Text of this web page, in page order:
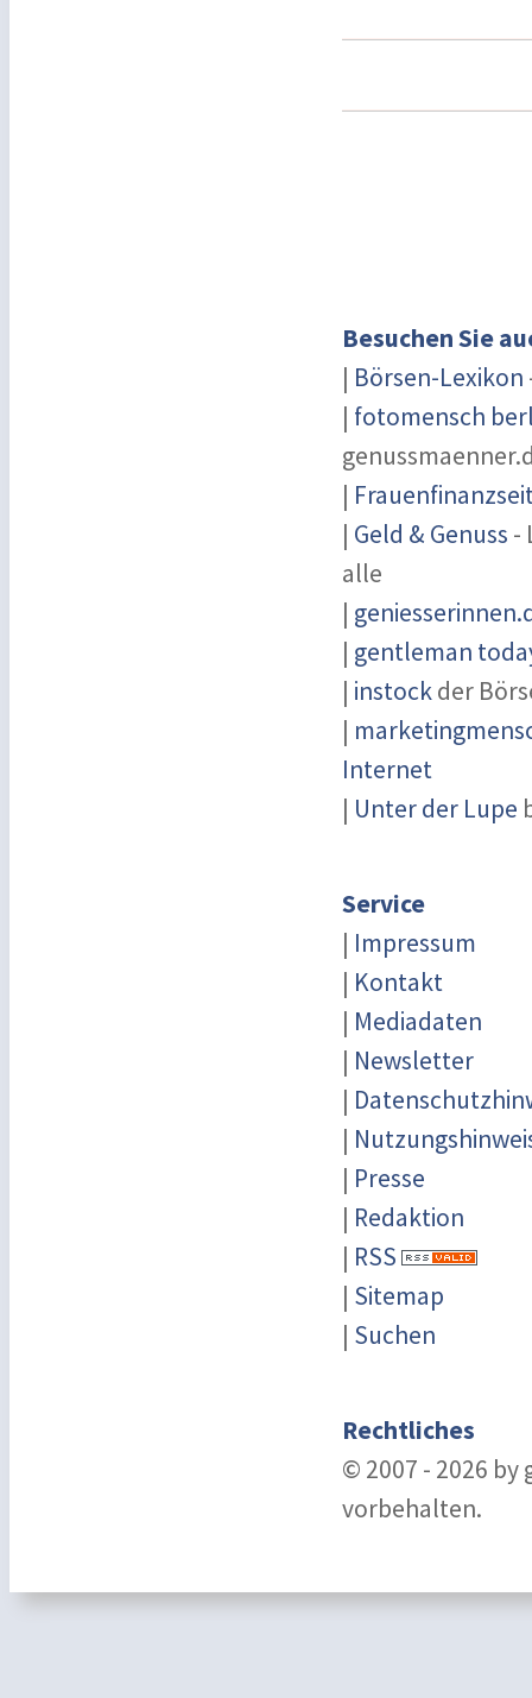
Besuchen Sie
| Börsen-Lexikon
| fotomensch
|
| Geld & Genuss -
alle
|
| gentleman
| instockder
|
Internet
| Unter der Lupe
Service
| Impressum
| Kontakt
| Mediadaten
| Newsletter
|
|
| Presse
| Redaktion
| RSS
| Sitemap
| Suchen
Rechtliches
© 2007 - 2026 by
vorbehalten.